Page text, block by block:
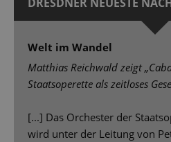
Welt im Wandel
Matthias Reichwald zeigt
Staatsoperette als zeitloses
[...] Das Orchester der
wird unter der Leitung von